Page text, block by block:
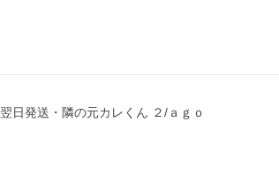
翌日発送・隣の元カレくん ２/ａｇｏ